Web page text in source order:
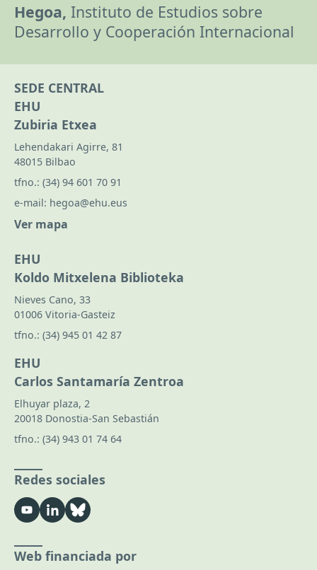
Hegoa, Instituto de Estudios sobre
Desarrollo y Cooperación Internacional
SEDE CENTRAL
EHU
Zubiria Etxea
Lehendakari Agirre, 81
48015 Bilbao
tfno.: (34) 94 601 70 91
e-mail: hegoa@ehu.eus
Ver mapa
EHU
Koldo Mitxelena Biblioteka
Nieves Cano, 33
01006 Vitoria-Gasteiz
tfno.: (34) 945 01 42 87
EHU
Carlos Santamaría Zentroa
Elhuyar plaza, 2
20018 Donostia-San Sebastián
tfno.: (34) 943 01 74 64
Redes sociales
Web financiada por